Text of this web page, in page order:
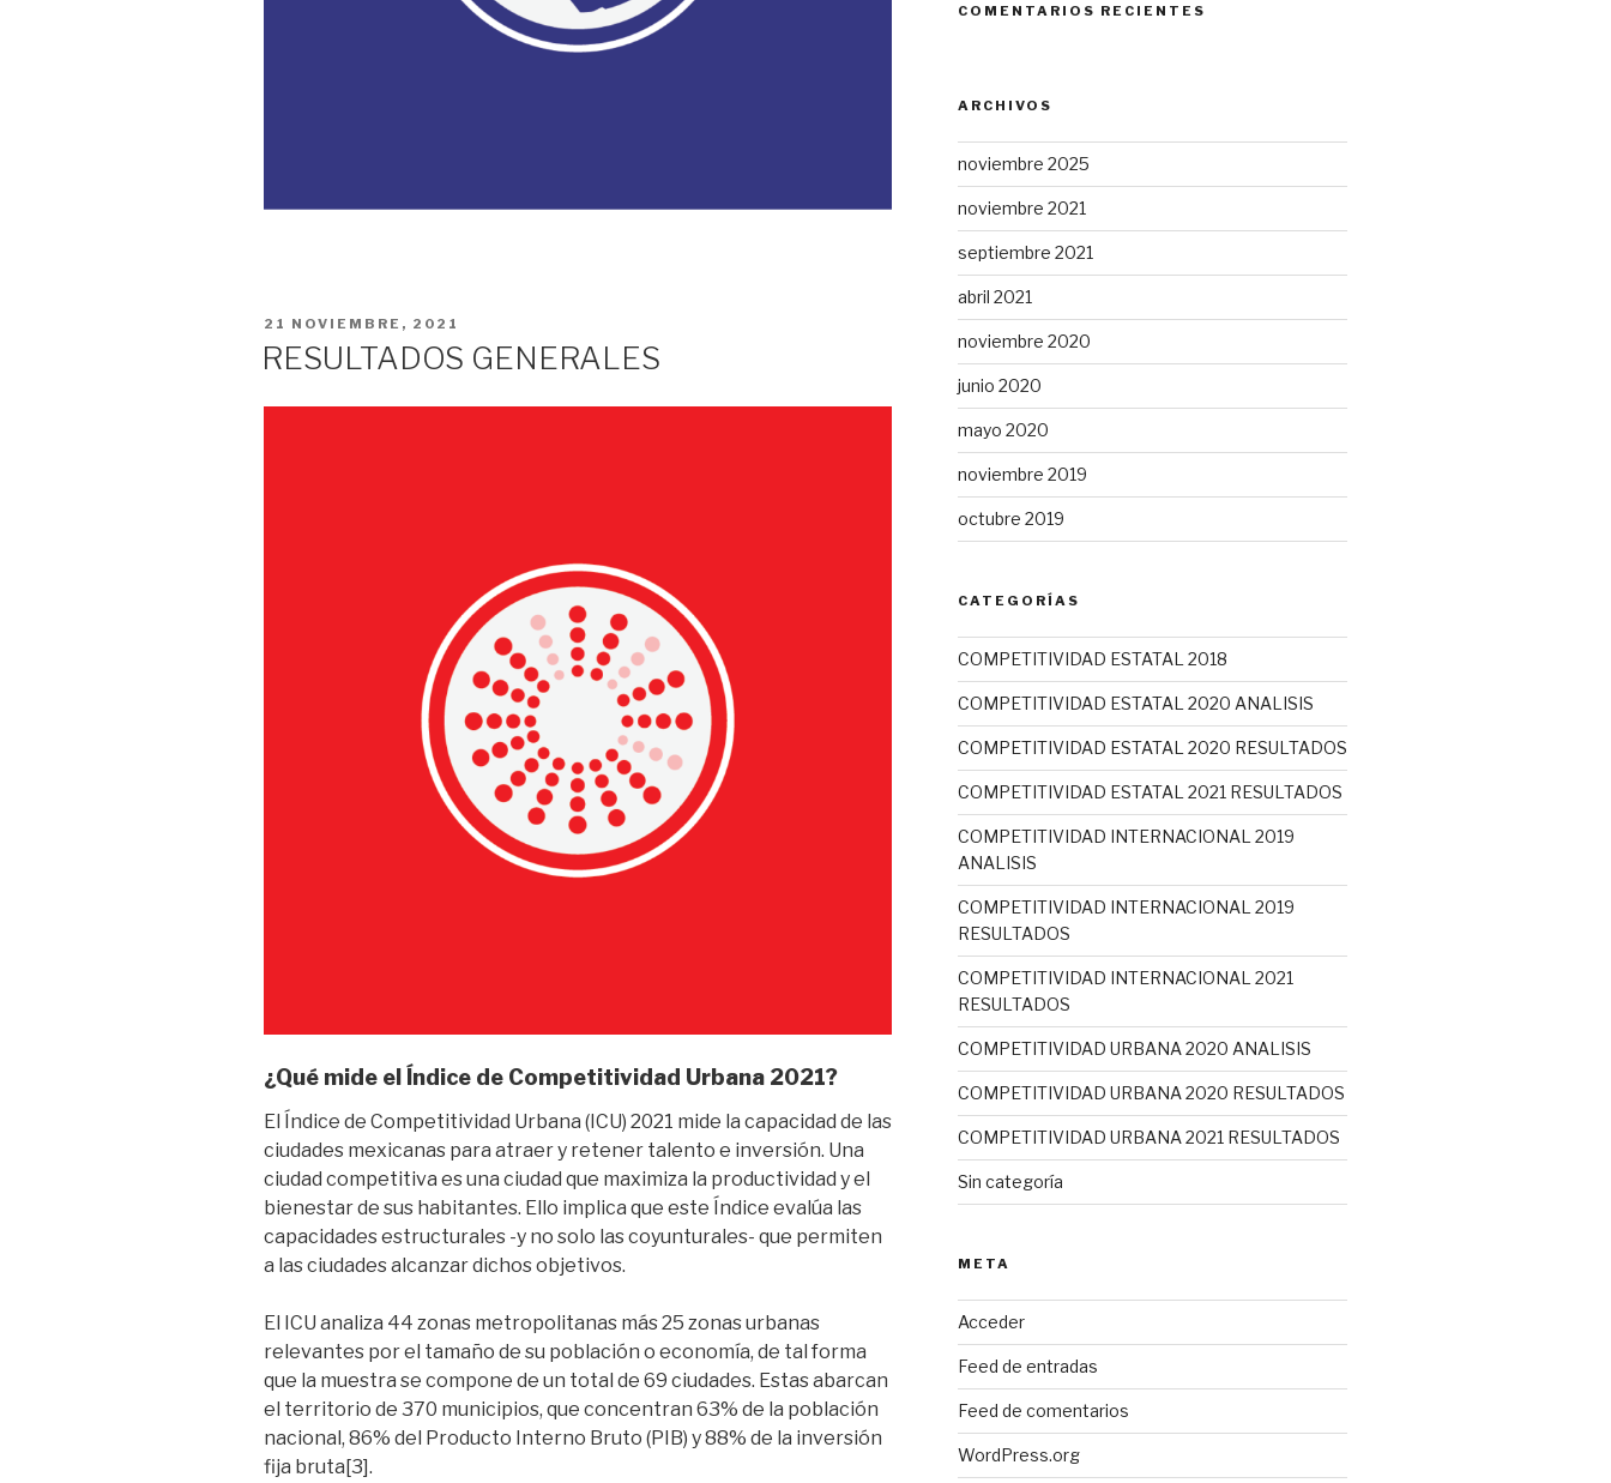
PUBLICADO
21 NOVIEMBRE, 2021
RESULTADOS GENERALES
¿Qué mide el Índice de Competitividad Urbana 2021?
El Índice de Competitividad Urbana (ICU) 2021 mide la capacidad de las
ciudades mexicanas para atraer y retener talento e inversión. Una
ciudad competitiva es una ciudad que maximiza la productividad y el
bienestar de sus habitantes. Ello implica que este Índice evalúa las
capacidades estructurales -y no solo las coyunturales- que permiten
a las ciudades alcanzar dichos objetivos.
El ICU analiza 44 zonas metropolitanas más 25 zonas urbanas
relevantes por el tamaño de su población o economía, de tal forma
que la muestra se compone de un total de 69 ciudades. Estas abarcan
el territorio de 370 municipios, que concentran 63% de la población
nacional, 86% del Producto Interno Bruto (PIB) y 88% de la inversión
fija bruta[3].
COMENTARIOS RECIENTES
ARCHIVOS
noviembre 2025
noviembre 2021
septiembre 2021
abril 2021
noviembre 2020
junio 2020
mayo 2020
noviembre 2019
octubre 2019
CATEGORÍAS
COMPETITIVIDAD ESTATAL 2018
COMPETITIVIDAD ESTATAL 2020 ANALISIS
COMPETITIVIDAD ESTATAL 2020 RESULTADOS
COMPETITIVIDAD ESTATAL 2021 RESULTADOS
COMPETITIVIDAD INTERNACIONAL 2019
ANALISIS
COMPETITIVIDAD INTERNACIONAL 2019
RESULTADOS
COMPETITIVIDAD INTERNACIONAL 2021
RESULTADOS
COMPETITIVIDAD URBANA 2020 ANALISIS
COMPETITIVIDAD URBANA 2020 RESULTADOS
COMPETITIVIDAD URBANA 2021 RESULTADOS
Sin categoría
META
Acceder
Feed de entradas
Feed de comentarios
WordPress.org